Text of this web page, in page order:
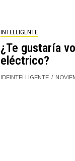
INTELLIGENTE
¿Te gustaría
eléctrico?
IDEINTELLIGENTE